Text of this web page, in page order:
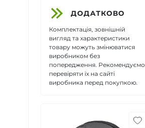
ДОДАТКОВО
Комплектація, зовнішній
вигляд та характеристики
товару можуть змінюватися
виробником без
попередження. Рекомендуємо
перевіряти їх на сайті
виробника перед покупкою.